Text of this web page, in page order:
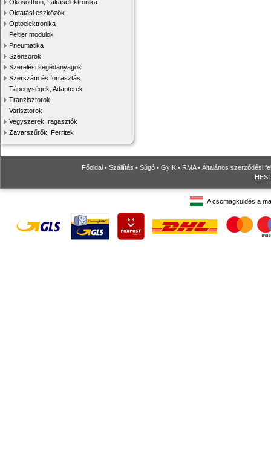
Okosotthon, Lakáselektronika
Oktatási eszközök
Optoelektronika
Peltier modulok
Pneumatika
Szenzorok
Szerelési segédanyagok
Szerszám és forrasztás
Tápegységek, Adapterek
Tranzisztorok
Varisztorok
Vegyszerek, ragasztók
Zavarszűrők, Ferritek
Főoldal • Szállítás • Súgó • GyIK • RMA• Általános szerződési
A csomagküldés a